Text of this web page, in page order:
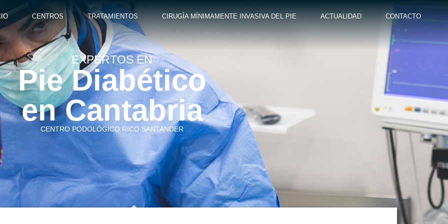
CENTROS TRATAMIENTOS CIRUGÍA MÍNIMAMENTE INVASIVA DEL PIE ACTUALIDAD CONTACTO
EXPERTOS EN
Pie Diabético
en Cantabria
CENTRO PODOLÓGICO RICO SANTANDER